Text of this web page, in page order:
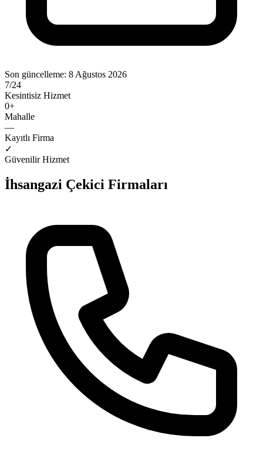
Son güncelleme: 8 Ağustos 2026
7/24
Kesintisiz Hizmet
0+
Mahalle
—
Kayıtlı Firma
✓
Güvenilir Hizmet
İhsangazi Çekici Firmaları